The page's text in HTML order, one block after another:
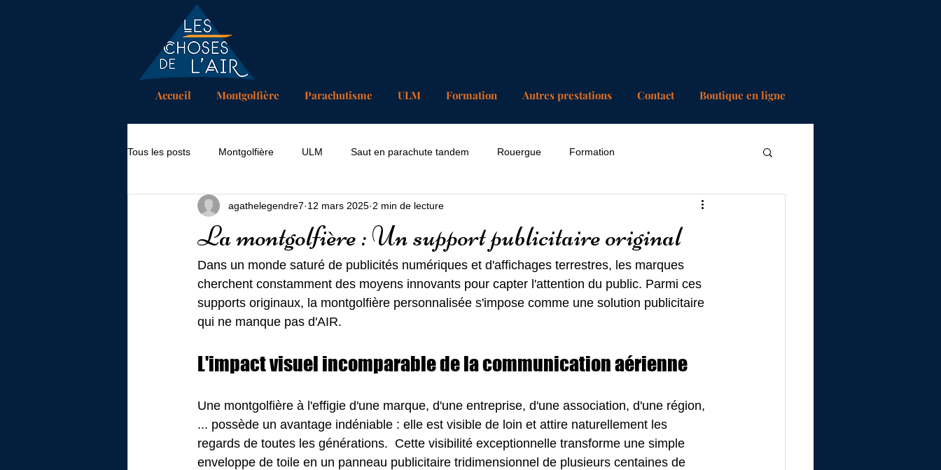
Accueil Montgolfière Parachutisme ULM Formation Autres prestations Contact Boutique en ligne
Tous les posts Montgolfière ULM Saut en parachute tandem Rouergue Formation
La montgolfière : Un support publicitaire original
agathelegendre7 12 mars 2025 2 min de lecture
Dans un monde saturé de publicités numériques et d'affichages terrestres, les marques
cherchent constamment des moyens innovants pour capter l'attention du public. Parmi ces
supports originaux, la montgolfière personnalisée s'impose comme une solution publicitaire
qui ne manque pas d'AIR.
L'impact visuel incomparable de la communication aérienne
Une montgolfière à l'effigie d'une marque, d'une entreprise, d'une association, d'une région,
... possède un avantage indéniable : elle est visible de loin et attire naturellement les
regards de toutes les générations.  Cette visibilité exceptionnelle transforme une simple
enveloppe de toile en un panneau publicitaire tridimensionnel de plusieurs centaines de